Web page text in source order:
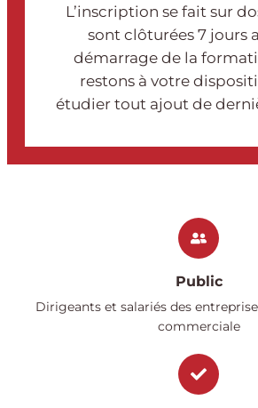
L’inscription se fait sur
sont clôturées 7 jours
démarrage de la
restons à votre
étudier tout ajout de
Public
Dirigeants et salariés des
commerciale